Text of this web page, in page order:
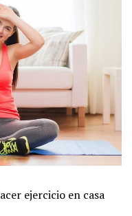
ejercicio en casa